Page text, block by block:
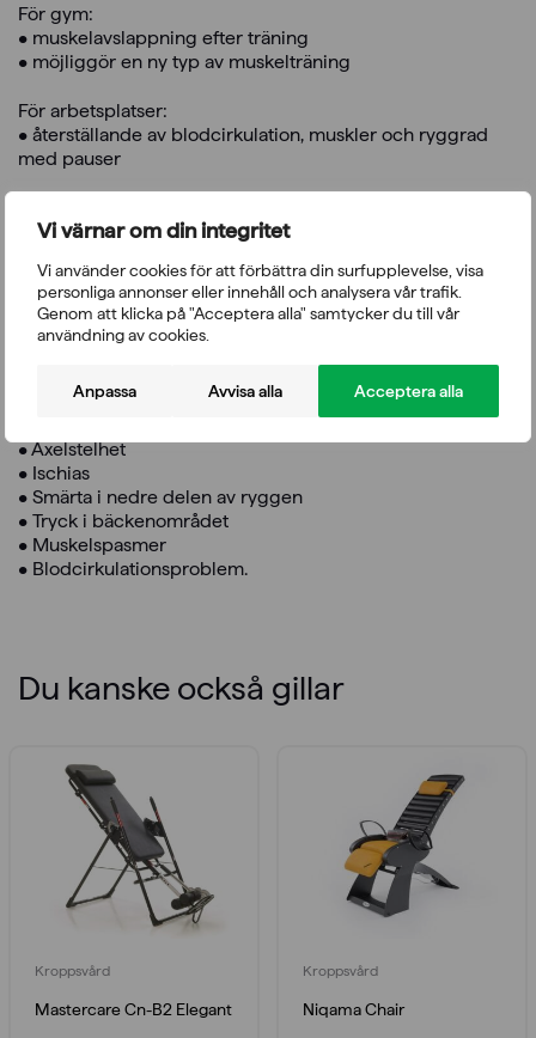
Vi värnar om din integritet
Vi använder cookies för att förbättra din surfupplevelse, visa
personliga annonser eller innehåll och analysera vår trafik.
Genom att klicka på "Acceptera alla" samtycker du till vår
användning av cookies.
Anpassa Avvisa alla Acceptera alla
För gym:
• muskelavslappning efter träning
• möjliggör en ny typ av muskelträning
För arbetsplatser:
• återställande av blodcirkulation, muskler och ryggrad
med pauser
• hantering av ryggsmärta
Mastercare hjälper vid:
• Nervrotskompression
• Axelstelhet
• Ischias
• Smärta i nedre delen av ryggen
• Tryck i bäckenområdet
• Muskelspasmer
• Blodcirkulationsproblem.
Du kanske också gillar
Kroppsvård
Mastercare Cn-B2 Elegant
Kroppsvård
Niqama Chair